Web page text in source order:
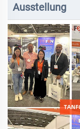
Ausstellung